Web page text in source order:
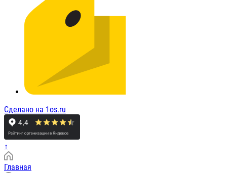
Сделано на 1os.ru
↑
Главная